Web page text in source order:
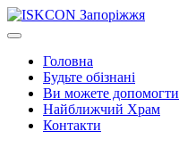
Головна
Будьте обізнані
Ви можете допомогти
Найближчий Храм
Контакти